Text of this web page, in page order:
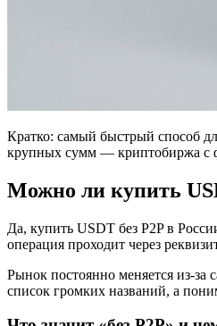
Кратко: самый быстрый способ
крупных сумм — криптобиржа с
Можно ли купить
Да, купить USDT без P2P в
операция проходит через
Рынок постоянно меняется из-за
список громких названий, а